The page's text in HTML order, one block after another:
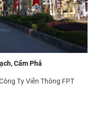
Cẩm Phả
Ty Viễn Thông FPT